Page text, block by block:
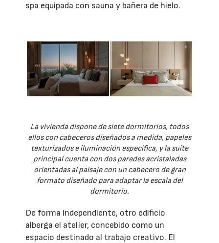
spa equipada con sauna y bañera de hielo.
La vivienda dispone de siete dormitorios, todos
ellos con cabeceros diseñados a medida, papeles
texturizados e iluminación específica, y la suite
principal cuenta con dos paredes acristaladas
orientadas al paisaje con un cabecero de gran
formato diseñado para adaptar la escala del
dormitorio.
De forma independiente, otro edificio
alberga el atelier, concebido como un
espacio destinado al trabajo creativo. El